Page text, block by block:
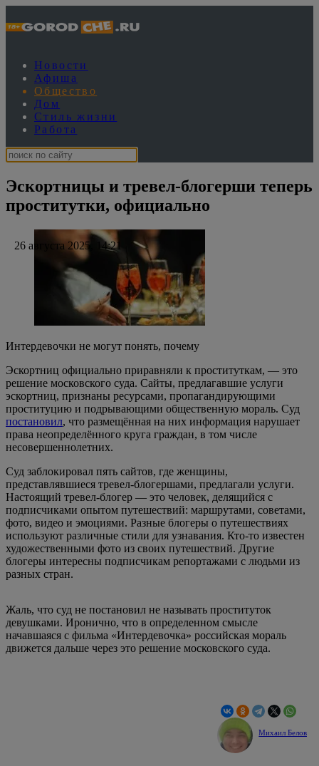
Новости
Афиша
Общество
Дом
Стиль жизни
Работа
Эскортницы и тревел-блогерши теперь
проститутки, официально
26 августа 2025, 14:21
Интердевочки не могут понять, почему
Эскортниц официально приравняли к проституткам, — это
решение московского суда. Сайты, предлагавшие услуги
эскортниц, признаны ресурсами, пропагандирующими
проституцию и подрывающими общественную мораль. Суд
постановил, что размещённая на них информация нарушает
права неопределённого круга граждан, в том числе
несовершеннолетних.
Суд заблокировал пять сайтов, где женщины,
представлявшиеся тревел-блогершами, предлагали услуги.
Настоящий тревел-блогер — это человек, делящийся с
подписчиками опытом путешествий: маршрутами, советами,
фото, видео и эмоциями. Разные блогеры о путешествиях
используют различные стили для узнавания. Кто-то известен
художественными фото из своих путешествий. Другие
блогеры интересны подписчикам репортажами с людьми из
разных стран.
Жаль, что суд не постановил не называть проституток
девушками. Иронично, что в определенном смысле
начавшаяся с фильма «Интердевочка» российская мораль
движется дальше через это решение московского суда.
Михаил Белов